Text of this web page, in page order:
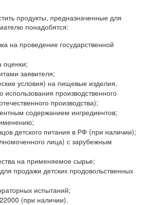
продукты, предназначенные для
понадобятся:
на проведение государственной
оценки;
заявителя;
условия) на пищевые изделия,
использования производственного
производства);
содержанием ингредиентов;
детского питания в РФ (при наличии);
лица) с зарубежным
на применяемое сырье;
продажи детских продовольственных
испытаний;
(при наличии).